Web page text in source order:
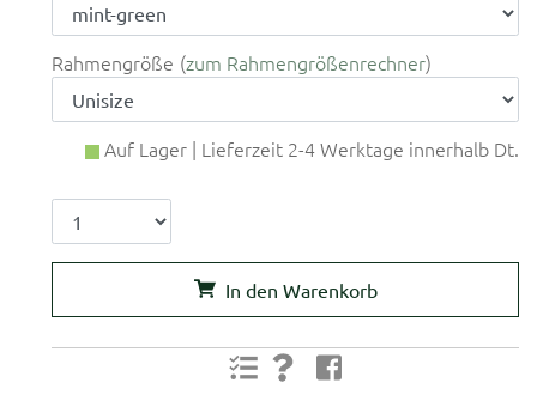
Rahmengröße zum Rahmengrößenrechner
Auf Lager | Lieferzeit 2-4 Werktage innerhalb Dt.
In den Warenkorb